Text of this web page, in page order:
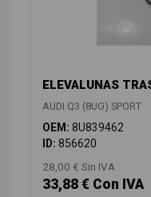
ELEVALUNAS
AUDI Q3 (8UG) SPORT
OEM: 8U839462
ID: 856620
28,00 € Sin IVA
33,88 € Con IVA